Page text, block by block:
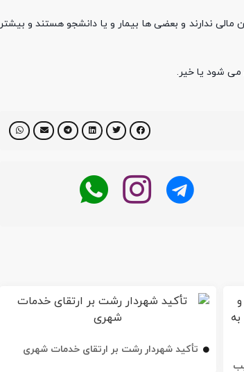
ندارند و بعضی ها بیمار و یا دانشجو هستند و بیشتر
می شود یا خیر.
تأکید شهردار رشت بر ارتقای خدمات شهری